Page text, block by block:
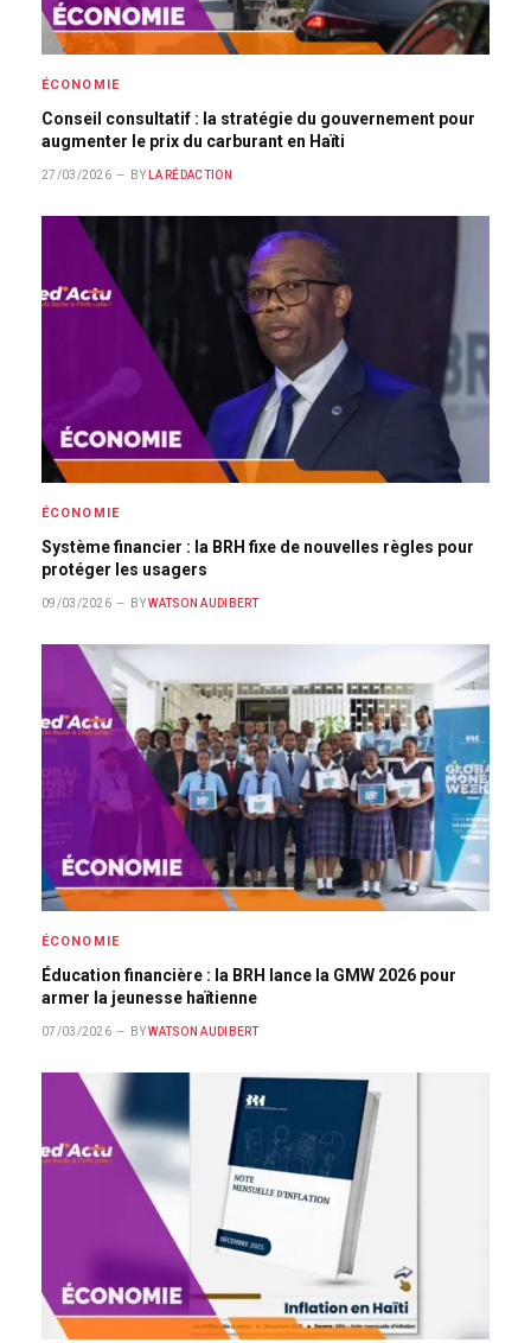
ÉCONOMIE
Conseil consultatif : la stratégie du gouvernement pour
augmenter le prix du carburant en Haïti
27/03/2026 BY LA RÉDACTION
ÉCONOMIE
Système financier : la BRH fixe de nouvelles règles pour
protéger les usagers
09/03/2026 BY WATSON AUDIBERT
ÉCONOMIE
Éducation financière : la BRH lance la GMW 2026 pour
armer la jeunesse haïtienne
07/03/2026 BY WATSON AUDIBERT